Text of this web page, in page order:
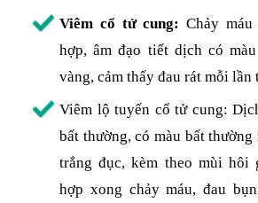
Viêm cổ tử cung: Chảy
hợp, âm đạo tiết dịch có
vàng, cảm thấy đau rát mỗi lần
Viêm lộ tuyến cổ tử cung:
bất thường, có màu bất
trắng đục, kèm theo mùi hôi
hợp xong chảy máu, đau